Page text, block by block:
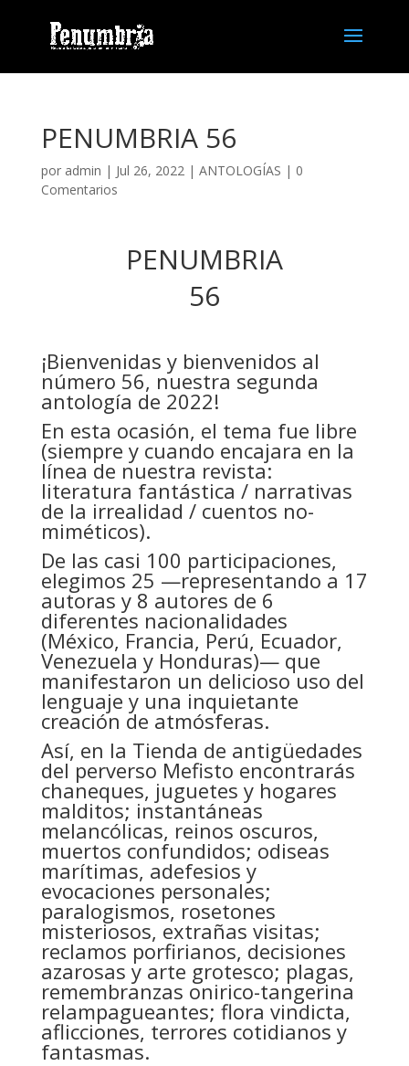
PENUMBRIA 56
por admin | Jul 26, 2022 | ANTOLOGÍAS | 0
Comentarios
PENUMBRIA
56
¡Bienvenidas y bienvenidos al
número 56, nuestra segunda
antología de 2022!
En esta ocasión, el tema fue libre
(siempre y cuando encajara en la
línea de nuestra revista:
literatura fantástica / narrativas
de la irrealidad / cuentos no-
miméticos).
De las casi 100 participaciones,
elegimos 25 —representando a 17
autoras y 8 autores de 6
diferentes nacionalidades
(México, Francia, Perú, Ecuador,
Venezuela y Honduras)— que
manifestaron un delicioso uso del
lenguaje y una inquietante
creación de atmósferas.
Así, en la Tienda de antigüedades
del perverso Mefisto encontrarás
chaneques, juguetes y hogares
malditos; instantáneas
melancólicas, reinos oscuros,
muertos confundidos; odiseas
marítimas, adefesios y
evocaciones personales;
paralogismos, rosetones
misteriosos, extrañas visitas;
reclamos porfirianos, decisiones
azarosas y arte grotesco; plagas,
remembranzas onirico-tangerina
relampagueantes; flora vindicta,
aflicciones, terrores cotidianos y
fantasmas.